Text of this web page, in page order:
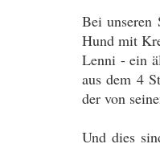
Bei
Hund mit
Lenni - ein
aus dem 4
der von
Und dies